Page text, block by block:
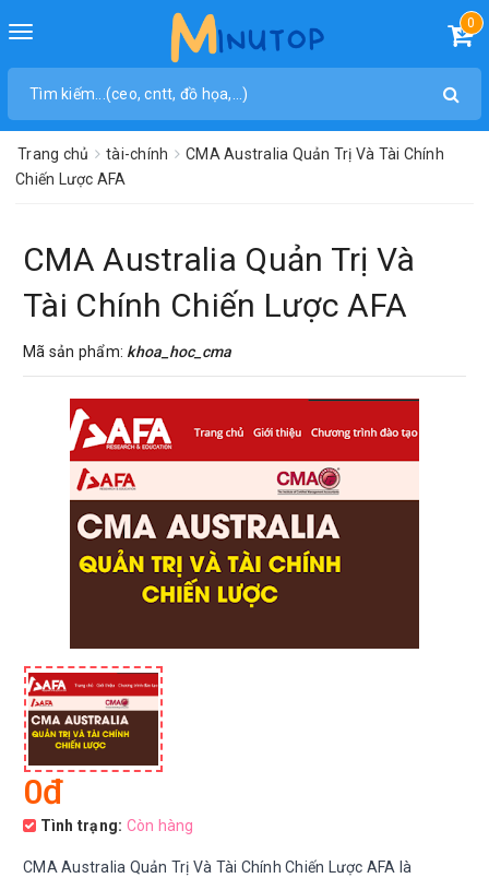
Toggle
0
Trang chủ tài-chính
CMA Australia Quản Trị Và Tài Chính
Chiến Lược AFA
CMA Australia Quản Trị Và
Tài Chính Chiến Lược AFA
Mã sản phẩm: khoa_hoc_cma
0đ
Tình trạng: Còn hàng
CMA Australia Quản Trị Và Tài Chính Chiến Lược AFA là